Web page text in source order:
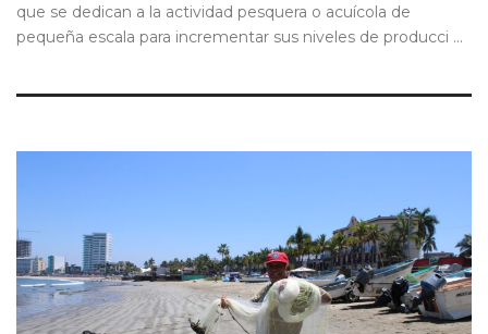
que se dedican a la actividad pesquera o acuícola de
pequeña escala para incrementar sus niveles de producci ...